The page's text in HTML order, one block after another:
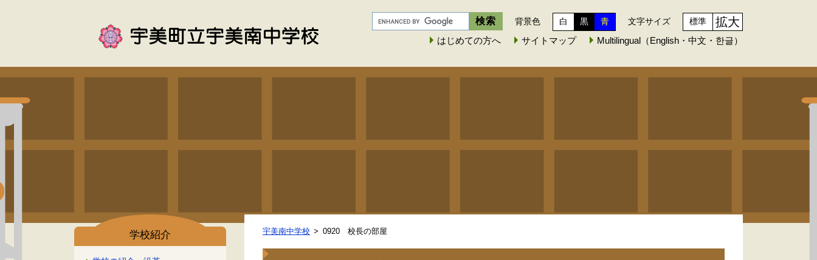
背景色 白 黒 青 文字サイズ 標準 拡大
はじめての方へ サイトマップ Multilingual（English・中文・한글）
学校紹介 宇美南中学校 0920 校長の部屋